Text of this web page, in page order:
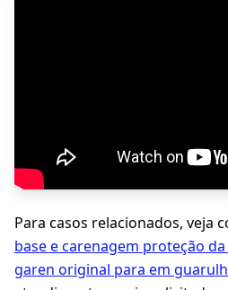
Para casos relacionados, veja
base e carenagem proteção
garen original para em